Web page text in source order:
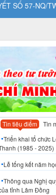
SỐ 57-NQ/
Tin tiêu điểm
Tin
Triển khai tổ chức
(1985 - 2025)
Lễ tổng kết năm
Thông qua Nghị
tỉnh Lâm Đồng